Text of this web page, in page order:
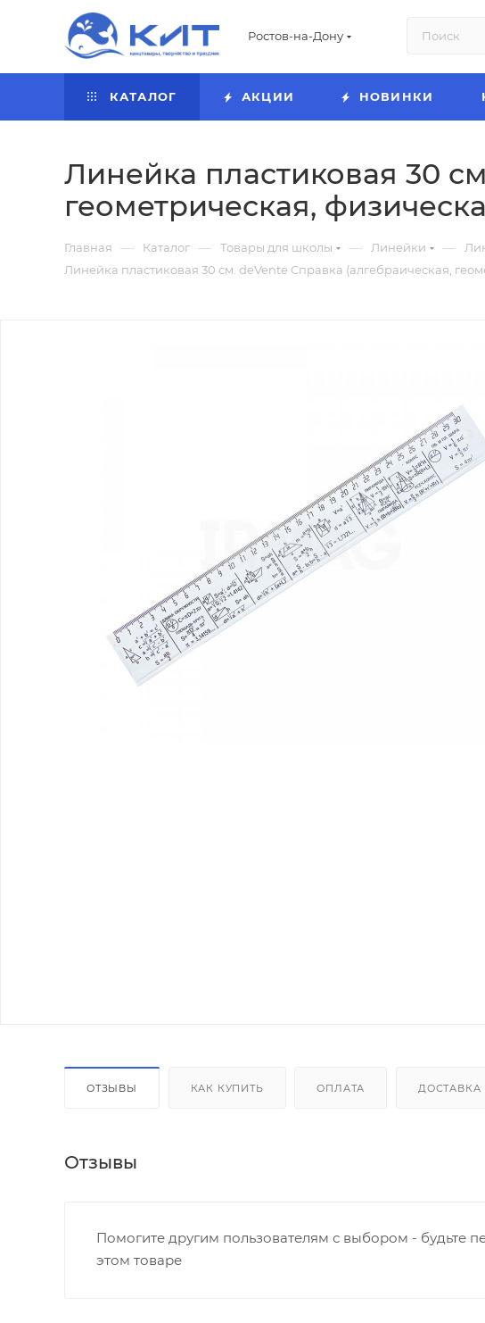
Ростов-на-Дону
КАТАЛОГ АКЦИИ НОВИНКИ
Линейка пластиковая 30
геометрическая,
Главная — Каталог — Товары для школы — Линейки —
Линейка пластиковая 30 см. deVente Справка (алгебраическая,
ОТЗЫВЫ КАК КУПИТЬ ОПЛАТА ДОСТАВКА
Отзывы
Помогите другим пользователям с выбором - будьте
этом товаре